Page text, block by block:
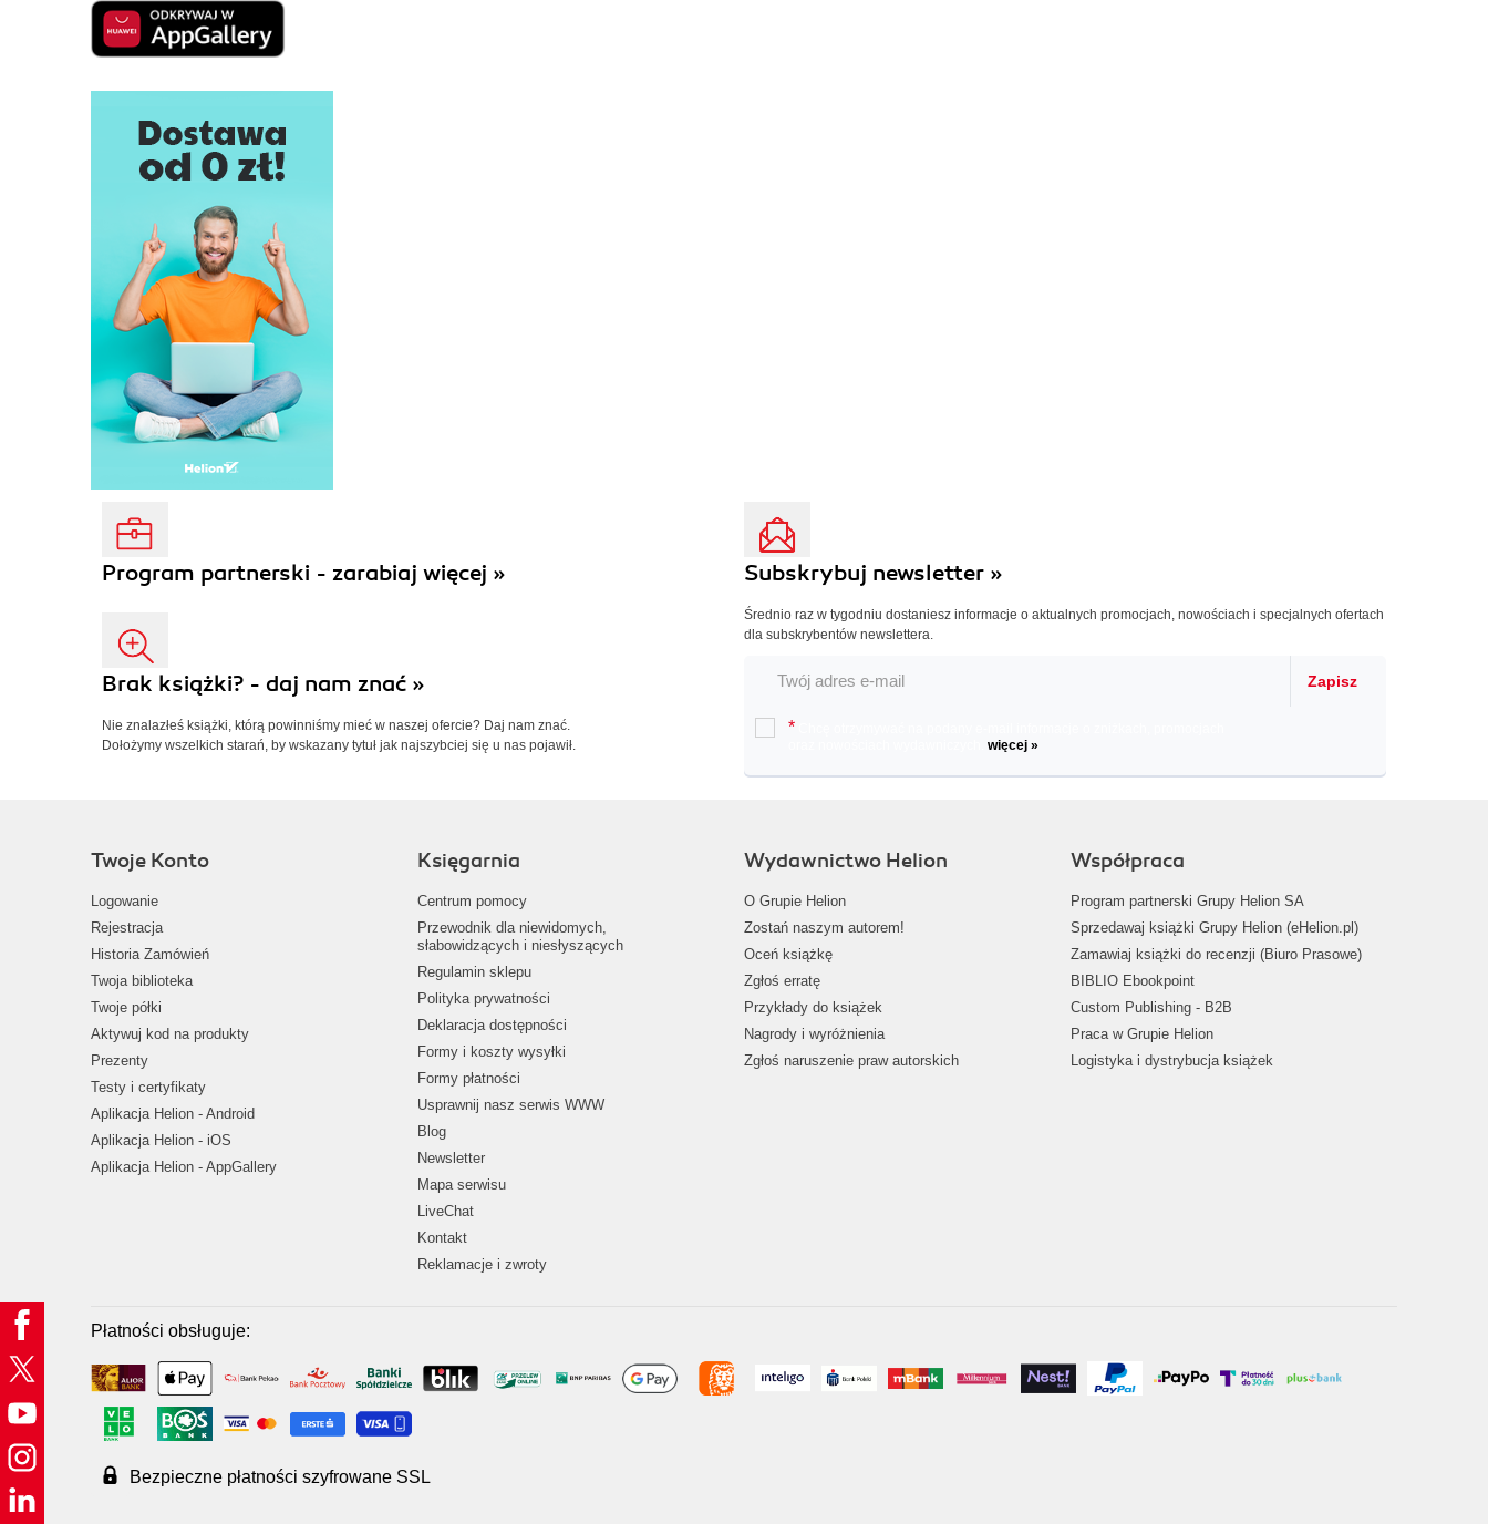
Program partnerski - zarabiaj więcej »
Brak książki? - daj nam znać »
Nie znalazłeś książki, którą powinniśmy mieć w naszej ofercie? Daj nam znać.
Dołożymy wszelkich starań, by wskazany tytuł jak najszybciej się u nas pojawił.
Subskrybuj newsletter »
Średnio raz w tygodniu dostaniesz informacje o aktualnych promocjach, nowościach i specjalnych ofertach
dla subskrybentów newslettera.
Zapisz
*
więcej »
Twoje Konto
Logowanie
Rejestracja
Historia Zamówień
Twoja biblioteka
Twoje półki
Aktywuj kod na produkty
Prezenty
Testy i certyfikaty
Aplikacja Helion - Android
Aplikacja Helion - iOS
Aplikacja Helion - AppGallery
Księgarnia
Centrum pomocy
Przewodnik dla niewidomych,
słabowidzących i niesłyszących
Regulamin sklepu
Polityka prywatności
Deklaracja dostępności
Formy i koszty wysyłki
Formy płatności
Usprawnij nasz serwis WWW
Blog
Newsletter
Mapa serwisu
LiveChat
Kontakt
Reklamacje i zwroty
Wydawnictwo Helion
O Grupie Helion
Zostań naszym autorem!
Oceń książkę
Zgłoś erratę
Przykłady do książek
Nagrody i wyróżnienia
Zgłoś naruszenie praw autorskich
Współpraca
Program partnerski Grupy Helion SA
Sprzedawaj książki Grupy Helion (eHelion.pl)
Zamawiaj książki do recenzji (Biuro Prasowe)
BIBLIO Ebookpoint
Custom Publishing - B2B
Praca w Grupie Helion
Logistyka i dystrybucja książek
Płatności obsługuje:
Bezpieczne płatności szyfrowane SSL